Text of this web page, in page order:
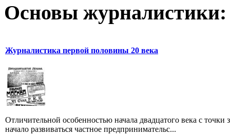
Основы журналистики:
Журналистика первой половины 20 века
Отличительной особенностью начала двадцатого века с
начало развиваться частное предпринимательс...